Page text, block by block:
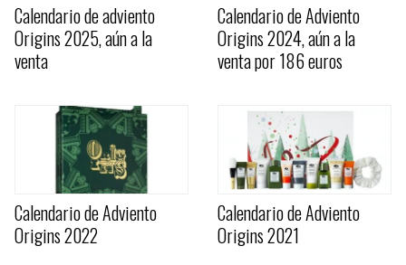
Calendario de adviento
Origins 2025, aún a la
venta
Calendario de Adviento
Origins 2024, aún a la
venta por 186 euros
Calendario de Adviento
Origins 2022
Calendario de Adviento
Origins 2021